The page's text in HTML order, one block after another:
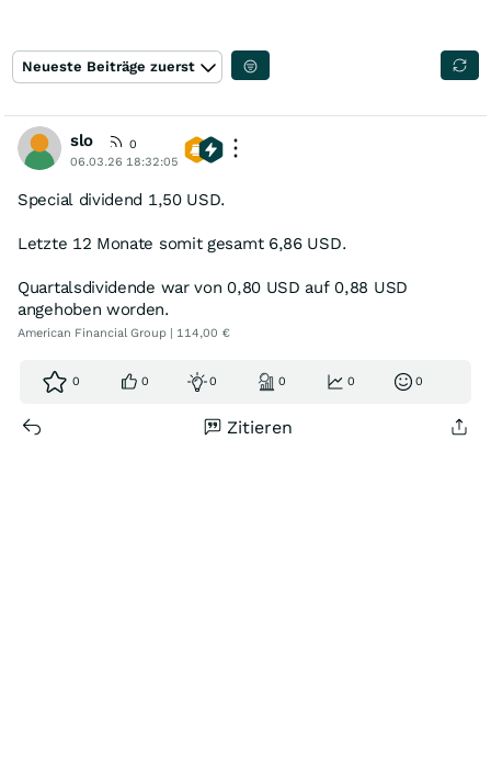
Neueste Beiträge zuerst
slo
0
06.03.26 18:32:05
Special dividend 1,50 USD.
Letzte 12 Monate somit gesamt 6,86 USD.
Quartalsdividende war von 0,80 USD auf 0,88 USD
angehoben worden.
American Financial Group | 114,00 €
0 0 0 0 0 0
Zitieren